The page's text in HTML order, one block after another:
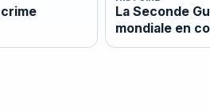
La Seconde
mondiale en